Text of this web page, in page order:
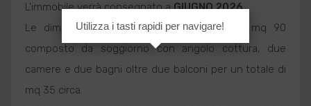
L'immobile verrà consegnato aGIUGNO 2026.
Le dimensioni dell'Appartamentosono di mq 90
composto da soggiorno con angolo cottura, due
camere e due bagni oltre due balconi per un totale di
mq 35 circa.
Utilizza i tasti rapidi per navigare!